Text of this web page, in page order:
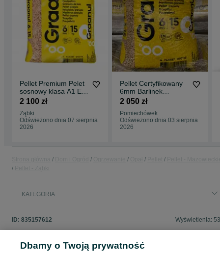
Pellet Premium Pelet
sosnowy klasa A1 EN
PLUS
2 100 zł
Ząbki
Odświeżono dnia 07 sierpnia
2026
Pellet Certyfikowany
6mm Barlinek
Graanul Uni pellet
2 050 zł
Pomiechówek
Odświeżono dnia 03 sierpnia
2026
KATEGORIA
ID: 835157612 Wyświetlenia:
Dbamy o Twoją prywatność